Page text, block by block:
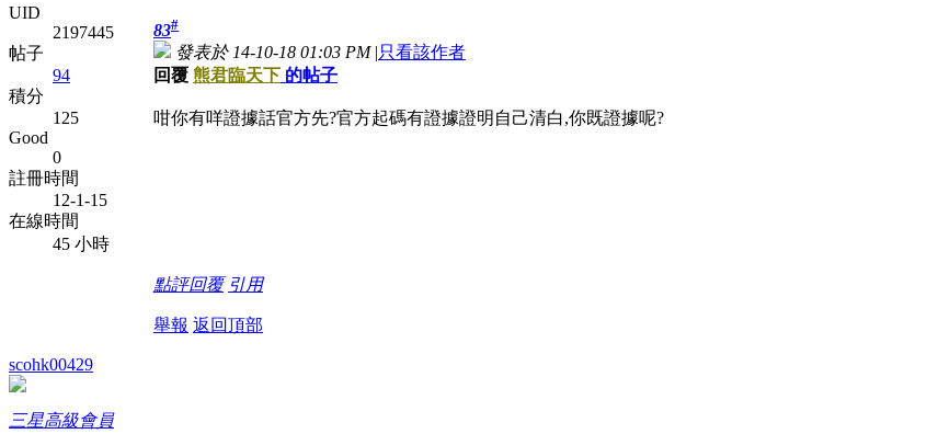
UID
2197445
帖子
94
積分
125
Good
0
註冊時間
12-1-15
在線時間
45 小時
83#
發表於 14-10-18 01:03 PM |只看該作者
回覆 熊君臨天下 的帖子
咁你有咩證據話官方先?官方起碼有證據證明自己清白,你既證據呢?
點評回覆 引用
舉報 返回頂部
scohk00429
三星高級會員